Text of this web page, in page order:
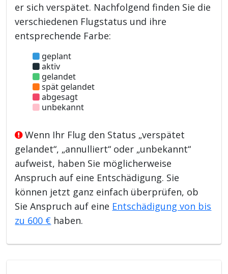
er sich verspätet. Nachfolgend finden Sie die
verschiedenen Flugstatus und ihre
entsprechende Farbe:
geplant
aktiv
gelandet
spät gelandet
abgesagt
unbekannt
Wenn Ihr Flug den Status „verspätet
gelandet“, „annulliert“ oder „unbekannt“
aufweist, haben Sie möglicherweise
Anspruch auf eine Entschädigung. Sie
können jetzt ganz einfach überprüfen, ob
Sie Anspruch auf eine Entschädigung von bis
zu 600 € haben.